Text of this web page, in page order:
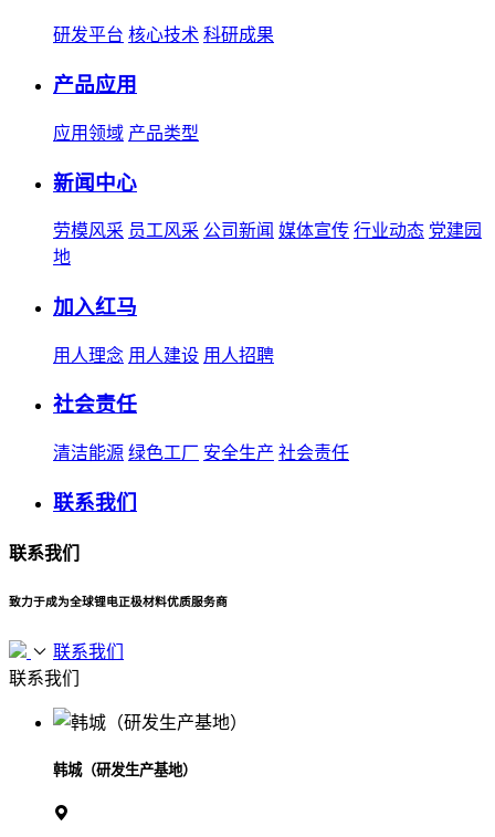
研发平台 核心技术 科研成果
产品应用
应用领域 产品类型
新闻中心
劳模风采 员工风采 公司新闻 媒体宣传 行业动态 党建园
地
加入红马
用人理念 用人建设 用人招聘
社会责任
清洁能源 绿色工厂 安全生产 社会责任
联系我们
联系我们
致力于成为全球锂电正极材料优质服务商
联系我们
联系我们
韩城（研发生产基地）